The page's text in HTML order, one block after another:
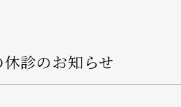
診のお知らせ